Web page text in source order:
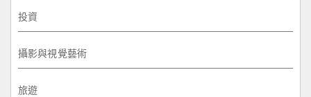
投資
攝影與視覺藝術
旅遊